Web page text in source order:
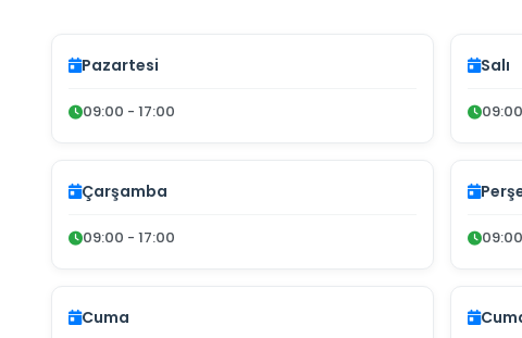
Pazartesi
09:00 - 17:00
Salı
Çarşamba
09:00 - 17:00
Cuma